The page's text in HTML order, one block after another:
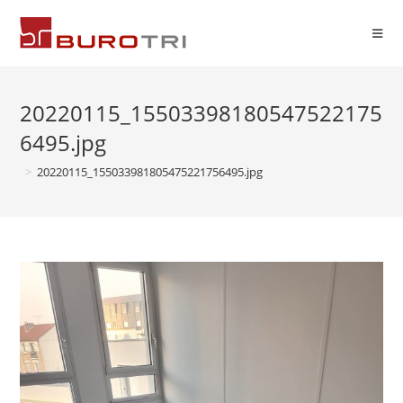
20220115_15503398180547522175
6495.jpg
> 20220115_155033981805475221756495.jpg